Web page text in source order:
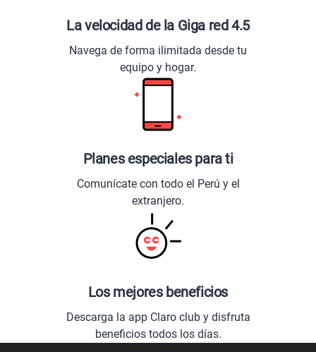
La velocidad de la Giga red 4.5
Navega de forma ilimitada desde tu
equipo y hogar.
Planes especiales para ti
Comunícate con todo el Perú y el
extranjero.
Los mejores beneficios
Descarga la app Claro club y disfruta
beneficios todos los días.